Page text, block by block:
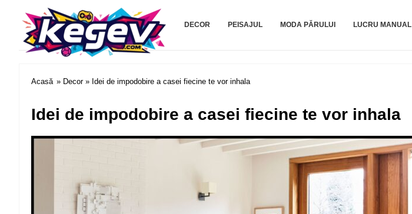
Kegev.com
DECOR PEISAJUL MODA PĂRULUI LUCRU MANUAL
Acasă » Decor» Idei de impodobire a casei fiecine te vor inhala
Idei de impodobire a casei fiecine te vor inhala